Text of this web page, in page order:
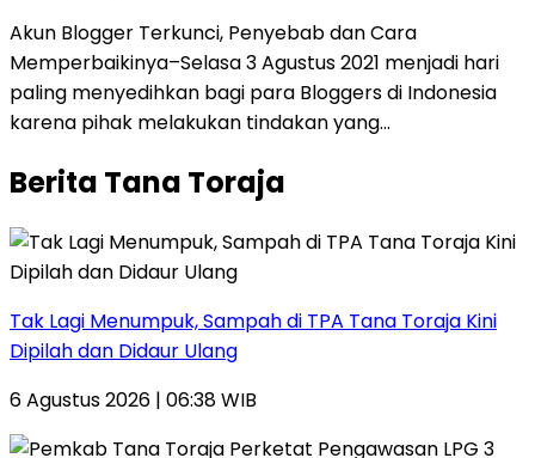
Akun Blogger Terkunci, Penyebab dan Cara
Memperbaikinya–Selasa 3 Agustus 2021 menjadi hari
paling menyedihkan bagi para Bloggers di Indonesia
karena pihak melakukan tindakan yang…
Berita Tana Toraja
Tak Lagi Menumpuk, Sampah di TPA Tana Toraja Kini
Dipilah dan Didaur Ulang
6 Agustus 2026 | 06:38 WIB